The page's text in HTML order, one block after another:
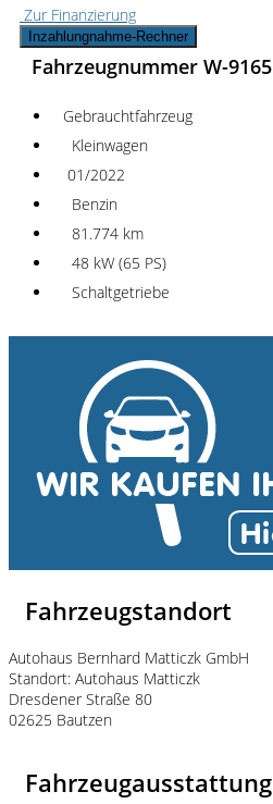
Zur Finanzierung
Inzahlungnahme-Rechner
Fahrzeugnummer W-9165
Gebrauchtfahrzeug
Kleinwagen
01/2022
Benzin
81.774 km
48 kW (65 PS)
Schaltgetriebe
Fahrzeugstandort
Autohaus Bernhard Matticzk GmbH
Standort: Autohaus Matticzk
Dresdener Straße 80
02625 Bautzen
Fahrzeugausstattung